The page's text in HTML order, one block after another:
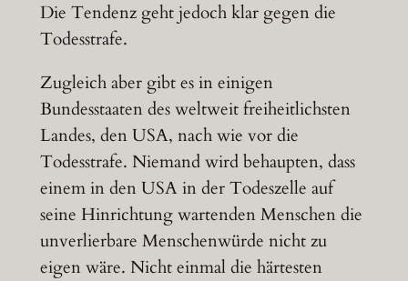
Die Tendenz geht jedoch klar gegen die
Todesstrafe.
Zugleich aber gibt es in einigen
Bundesstaaten des weltweit freiheitlichsten
Landes, den USA, nach wie vor die
Todesstrafe. Niemand wird behaupten, dass
einem in den USA in der Todeszelle auf
seine Hinrichtung wartenden Menschen die
unverlierbare Menschenwürde nicht zu
eigen wäre. Nicht einmal die härtesten